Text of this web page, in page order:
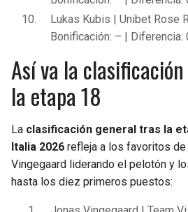
Lukas Kubis | Unibet Rose
Bonificación: – | Diferencia:
Así va la
la etapa 18
La clasificación general tras la
Italia 2026 refleja a los favoritos de
Vingegaard liderando el pelotón y
hasta los diez primeros puestos: